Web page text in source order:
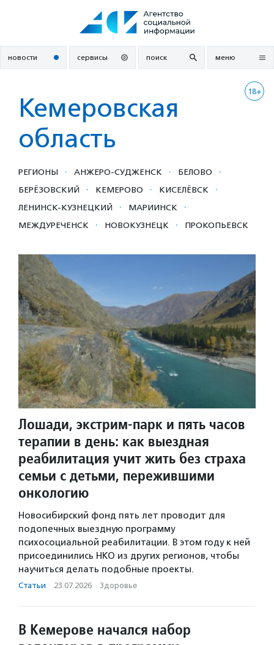
новости сервисы поиск меню
18+
Кемеровская
область
РЕГИОНЫ · АНЖЕРО-СУДЖЕНСК · БЕЛОВО ·
БЕРЁЗОВСКИЙ · КЕМЕРОВО · КИСЕЛЁВСК ·
ЛЕНИНСК-КУЗНЕЦКИЙ · МАРИИНСК ·
МЕЖДУРЕЧЕНСК · НОВОКУЗНЕЦК · ПРОКОПЬЕВСК
Лошади, экстрим-парк и пять часов
терапии в день: как выездная
реабилитация учит жить без страха
семьи с детьми, пережившими
онкологию
Новосибирский фонд пять лет проводит для
подопечных выездную программу
психосоциальной реабилитации. В этом году к ней
присоединились НКО из других регионов, чтобы
научиться делать подобные проекты.
Статьи · 23.07.2026 · Здоровье
В Кемерове начался набор